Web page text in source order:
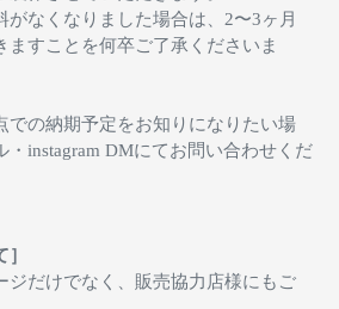
がなくなりました場合は、2〜3ヶ月
ますことを何卒ご了承くださいま
での納期予定をお知りになりたい場
・instagram DMにてお問い合わせくだ
ジだけでなく、販売協力店様にもご